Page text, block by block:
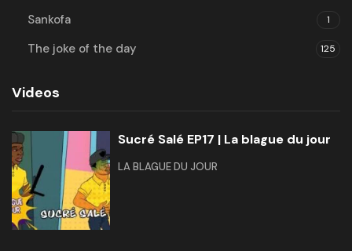
Sankofa 1
The joke of the day 125
Videos
Sucré Salé EP17 | La blague du jour
LA BLAGUE DU JOUR